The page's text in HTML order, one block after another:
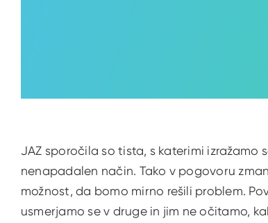
JAZ sporočila so tista, s katerimi izražamo
nenapadalen način. Tako v pogovoru
možnost, da bomo mirno rešili problem.
usmerjamo se v druge in jim ne očitamo,